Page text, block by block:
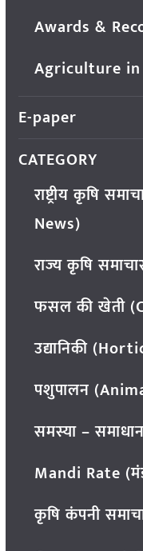
Awards &
Agriculture
E-paper
CATEGORY
राष्ट्रीय कृषि
News)
राज्य कृषि
फसल की खेती
उद्यानिकी
पशुपालन
समस्या –
Mandi Rate
कृषि कंपनी